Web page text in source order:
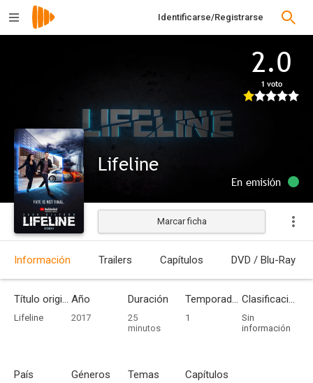
Identificarse/Registrarse
2.0
1 voto
Lifeline
En emisión
Marcar ficha
Información Trailers Capítulos DVD / Blu-Ray
Título original
Lifeline
Año
2017
Duración
25
minutos
Temporadas
1
Clasificación por edades
Sin
información
País Géneros Temas Capítulos